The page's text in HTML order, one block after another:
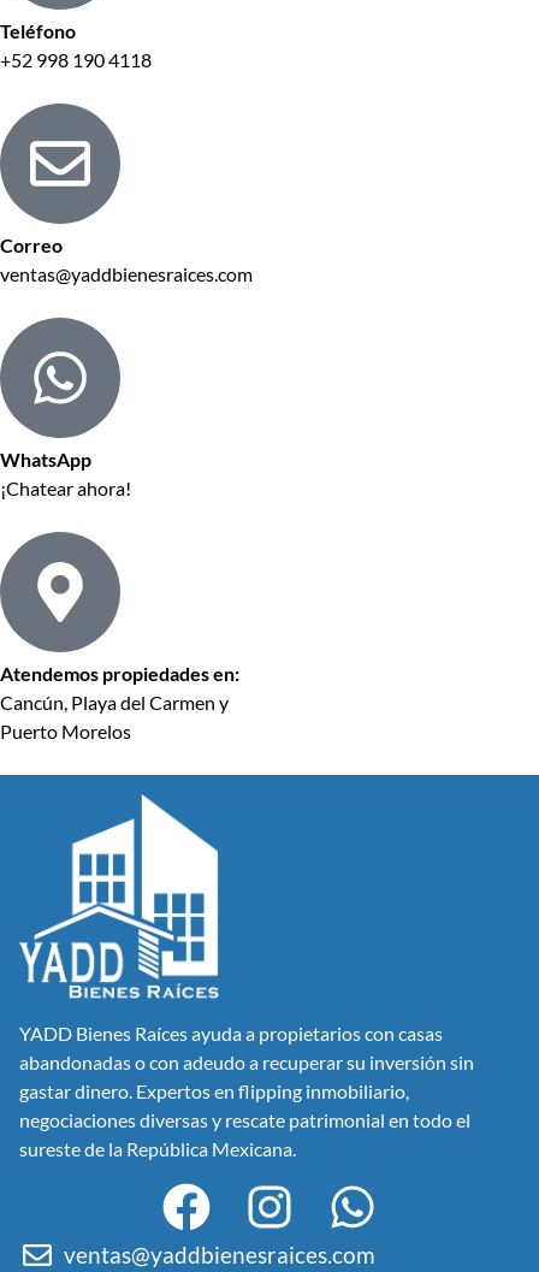
Teléfono
+52 998 190 4118
Correo
ventas@yaddbienesraices.com
WhatsApp
¡Chatear ahora!
Atendemos propiedades en:
Cancún, Playa del Carmen y
Puerto Morelos
YADD Bienes Raíces ayuda a propietarios con casas
abandonadas o con adeudo a recuperar su inversión sin
gastar dinero. Expertos en flipping inmobiliario,
negociaciones diversas y rescate patrimonial en todo el
sureste de la República Mexicana.
ventas@yaddbienesraices.com